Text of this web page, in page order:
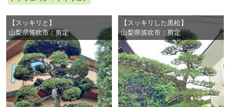
【スッキリと】
山梨県笛吹市：剪定
【スッキリした黒松】
山梨県笛吹市：剪定